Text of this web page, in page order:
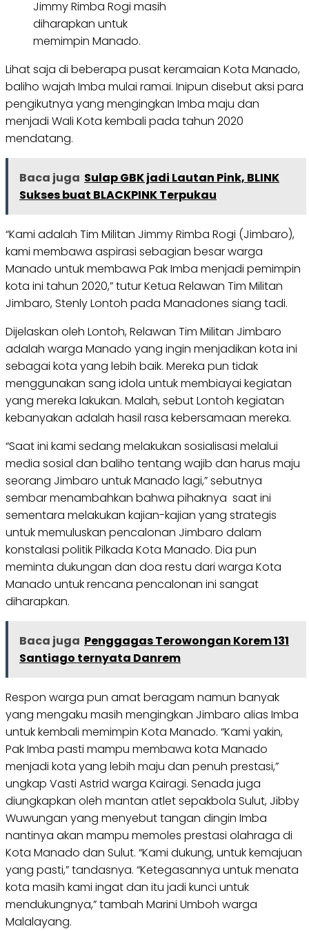
Jimmy Rimba Rogi masih
diharapkan untuk
memimpin Manado.
Lihat saja di beberapa pusat keramaian Kota Manado,
baliho wajah Imba mulai ramai. Inipun disebut aksi para
pengikutnya yang mengingkan Imba maju dan
menjadi Wali Kota kembali pada tahun 2020
mendatang.
Baca juga Sulap GBK jadi Lautan Pink, BLINK
Sukses buat BLACKPINK Terpukau
“Kami adalah Tim Militan Jimmy Rimba Rogi (Jimbaro),
kami membawa aspirasi sebagian besar warga
Manado untuk membawa Pak Imba menjadi pemimpin
kota ini tahun 2020,” tutur Ketua Relawan Tim Militan
Jimbaro, Stenly Lontoh pada Manadones siang tadi.
Dijelaskan oleh Lontoh, Relawan Tim Militan Jimbaro
adalah warga Manado yang ingin menjadikan kota ini
sebagai kota yang lebih baik. Mereka pun tidak
menggunakan sang idola untuk membiayai kegiatan
yang mereka lakukan. Malah, sebut Lontoh kegiatan
kebanyakan adalah hasil rasa kebersamaan mereka.
“Saat ini kami sedang melakukan sosialisasi melalui
media sosial dan baliho tentang wajib dan harus maju
seorang Jimbaro untuk Manado lagi,” sebutnya
sembar menambahkan bahwa pihaknya saat ini
sementara melakukan kajian-kajian yang strategis
untuk memuluskan pencalonan Jimbaro dalam
konstalasi politik Pilkada Kota Manado. Dia pun
meminta dukungan dan doa restu dari warga Kota
Manado untuk rencana pencalonan ini sangat
diharapkan.
Baca juga Penggagas Terowongan Korem 131
Santiago ternyata Danrem
Respon warga pun amat beragam namun banyak
yang mengaku masih mengingkan Jimbaro alias Imba
untuk kembali memimpin Kota Manado. “Kami yakin,
Pak Imba pasti mampu membawa kota Manado
menjadi kota yang lebih maju dan penuh prestasi,”
ungkap Vasti Astrid warga Kairagi. Senada juga
diungkapkan oleh mantan atlet sepakbola Sulut, Jibby
Wuwungan yang menyebut tangan dingin Imba
nantinya akan mampu memoles prestasi olahraga di
Kota Manado dan Sulut. “Kami dukung, untuk kemajuan
yang pasti,” tandasnya. “Ketegasannya untuk menata
kota masih kami ingat dan itu jadi kunci untuk
mendukungnya,” tambah Marini Umboh warga
Malalayang.